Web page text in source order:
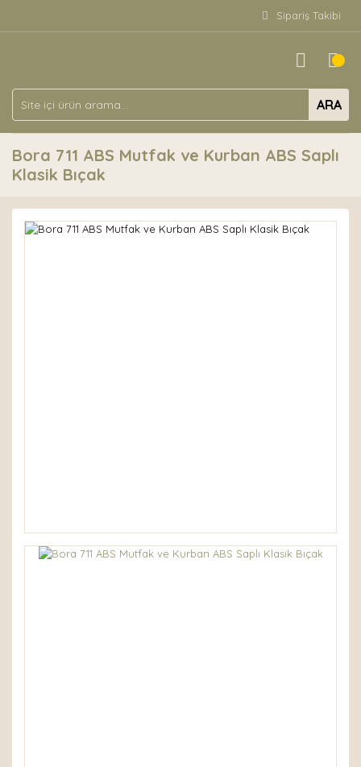
Sipariş Takibi
ARA
Bora 711 ABS Mutfak ve Kurban ABS Saplı
Klasik Bıçak